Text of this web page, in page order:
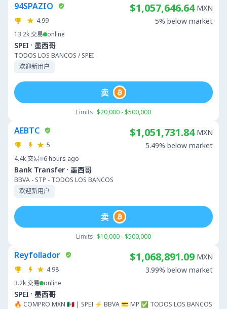
94SPAZIO
4.99
13.2k交易 online
SPEI · 墨西哥
TODOS LOS BANCOS / SPEI
欢迎新用户
$1,057,646.64 MXN
5% below market
Limits: $20,000 - $500,000
卖
AEBTC
5
4.4k交易 6 hours ago
Bank Transfer · 墨西哥
BBVA - STP - TODOS LOS BANCOS
欢迎新用户
$1,051,731.84 MXN
5.49% below market
Limits: $10,000 - $500,000
卖
Reyfollador
4.98
3.2k交易 online
SPEI · 墨西哥
🔥 COMPRO MXN 🇲🇽 | SPEI ⚡ BBVA 💳 MP ✅ TODOS LOS BANCOS
$1,068,891.09 MXN
3.99% below market